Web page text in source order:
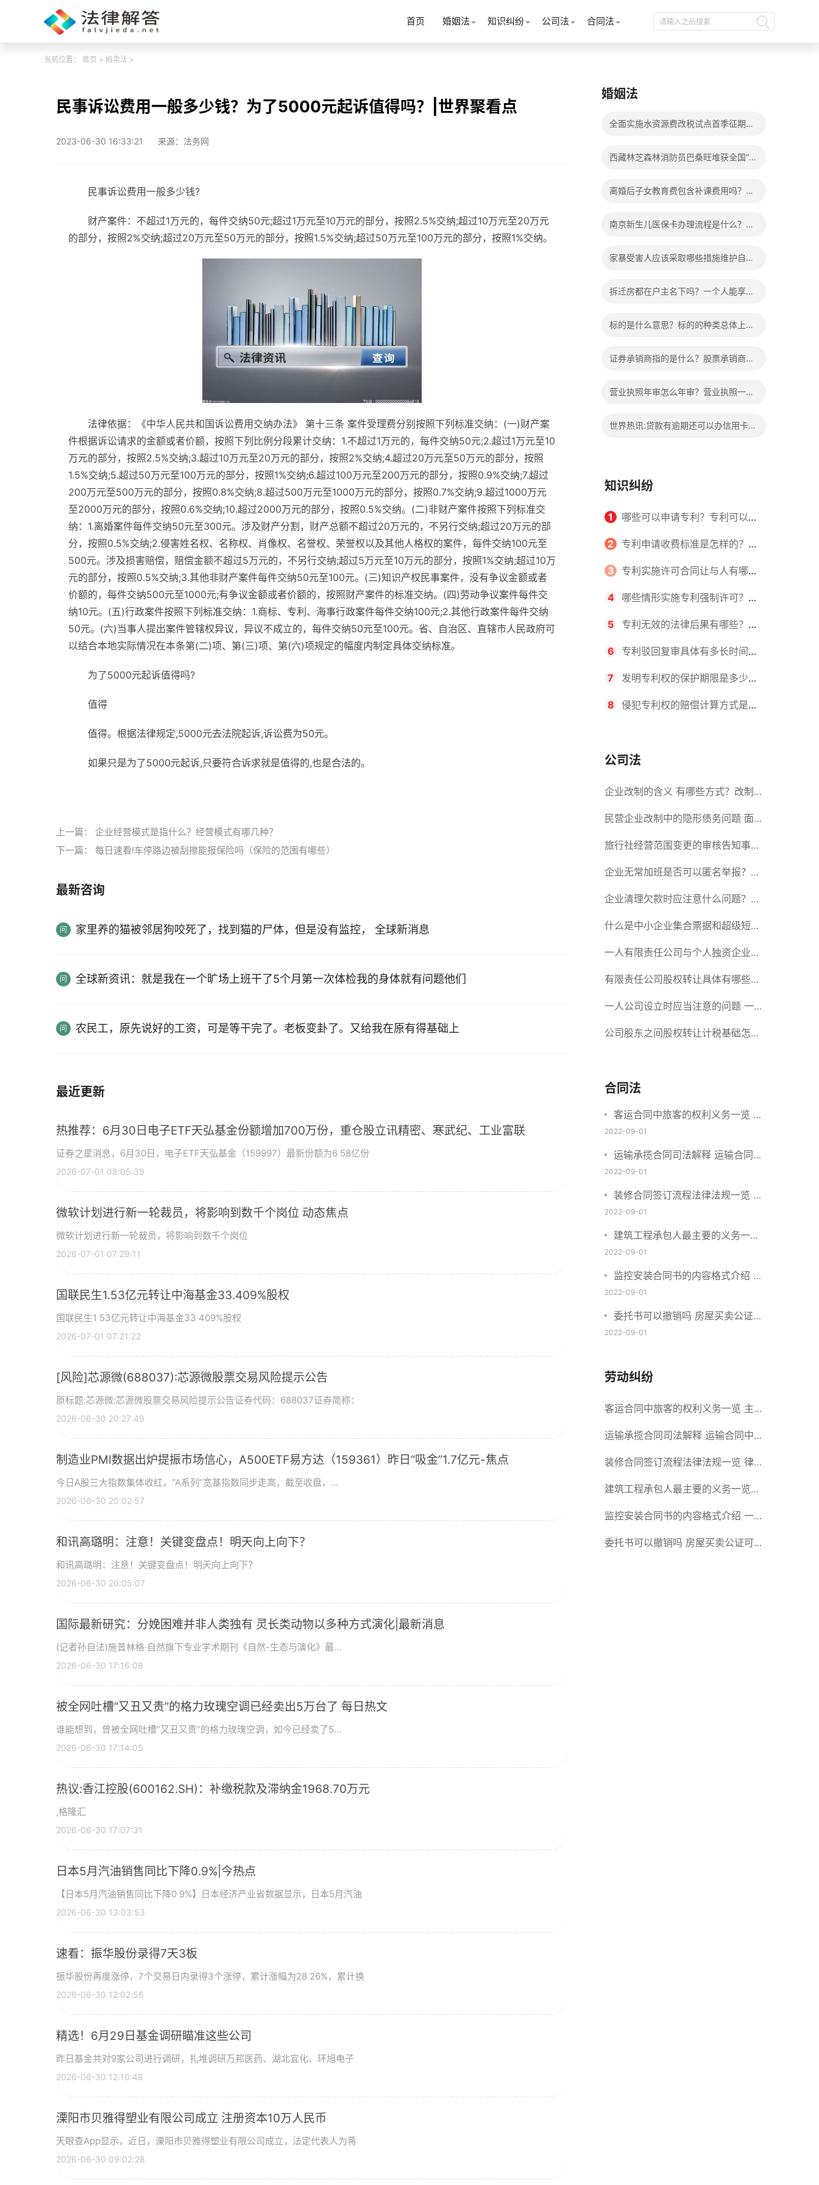
首页 婚姻法 知识纠纷 公司法 合同法
当前位置： 首页 > 拍卖法 >
民事诉讼费用一般多少钱？为了5000元起诉值得吗？|世界聚看点
2023-06-30 16:33:21 来源：法务网
民事诉讼费用一般多少钱?
财产案件：不超过1万元的，每件交纳50元;超过1万元至10万元的部分，按照2.5%交纳;超过10万元至20万元
的部分，按照2%交纳;超过20万元至50万元的部分，按照1.5%交纳;超过50万元至100万元的部分，按照1%交纳。
法律依据：《中华人民共和国诉讼费用交纳办法》 第十三条 案件受理费分别按照下列标准交纳：(一)财产案
件根据诉讼请求的金额或者价额，按照下列比例分段累计交纳：1.不超过1万元的，每件交纳50元;2.超过1万元至10
万元的部分，按照2.5%交纳;3.超过10万元至20万元的部分，按照2%交纳;4.超过20万元至50万元的部分，按照
1.5%交纳;5.超过50万元至100万元的部分，按照1%交纳;6.超过100万元至200万元的部分，按照0.9%交纳;7.超过
200万元至500万元的部分，按照0.8%交纳;8.超过500万元至1000万元的部分，按照0.7%交纳;9.超过1000万元
至2000万元的部分，按照0.6%交纳;10.超过2000万元的部分，按照0.5%交纳。(二)非财产案件按照下列标准交
纳：1.离婚案件每件交纳50元至300元。涉及财产分割，财产总额不超过20万元的，不另行交纳;超过20万元的部
分，按照0.5%交纳;2.侵害姓名权、名称权、肖像权、名誉权、荣誉权以及其他人格权的案件，每件交纳100元至
500元。涉及损害赔偿，赔偿金额不超过5万元的，不另行交纳;超过5万元至10万元的部分，按照1%交纳;超过10万
元的部分，按照0.5%交纳;3.其他非财产案件每件交纳50元至100元。(三)知识产权民事案件，没有争议金额或者
价额的，每件交纳500元至1000元;有争议金额或者价额的，按照财产案件的标准交纳。(四)劳动争议案件每件交
纳10元。(五)行政案件按照下列标准交纳：1.商标、专利、海事行政案件每件交纳100元;2.其他行政案件每件交纳
50元。(六)当事人提出案件管辖权异议，异议不成立的，每件交纳50元至100元。省、自治区、直辖市人民政府可
以结合本地实际情况在本条第(二)项、第(三)项、第(六)项规定的幅度内制定具体交纳标准。
为了5000元起诉值得吗?
值得
值得。根据法律规定,5000元去法院起诉,诉讼费为50元。
如果只是为了5000元起诉,只要符合诉求就是值得的,也是合法的。
上一篇： 企业经营模式是指什么？经营模式有哪几种？
下一篇： 每日速看!车停路边被刮擦能报保险吗（保险的范围有哪些）
最新咨询
家里养的猫被邻居狗咬死了，找到猫的尸体，但是没有监控， 全球新消息
全球新资讯：就是我在一个旷场上班干了5个月第一次体检我的身体就有问题他们
农民工，原先说好的工资，可是等干完了。老板变卦了。又给我在原有得基础上
最近更新
热推荐：6月30日电子ETF天弘基金份额增加700万份，重仓股立讯精密、寒武纪、工业富联
证券之星消息，6月30日，电子ETF天弘基金（159997）最新份额为6 58亿份
2026-07-01 08:05:39
微软计划进行新一轮裁员，将影响到数千个岗位 动态焦点
微软计划进行新一轮裁员，将影响到数千个岗位
2026-07-01 07:29:11
国联民生1.53亿元转让中海基金33.409%股权
国联民生1 53亿元转让中海基金33 409%股权
2026-07-01 07:21:22
[风险]芯源微(688037):芯源微股票交易风险提示公告
原标题:芯源微:芯源微股票交易风险提示公告证券代码：688037证券简称：
2026-06-30 20:27:49
制造业PMI数据出炉提振市场信心，A500ETF易方达（159361）昨日“吸金”1.7亿元-焦点
今日A股三大指数集体收红，“A系列”宽基指数同步走高，截至收盘，...
2026-06-30 20:02:57
和讯高璐明：注意！关键变盘点！明天向上向下？
和讯高璐明：注意！关键变盘点！明天向上向下？
2026-06-30 20:05:07
国际最新研究：分娩困难并非人类独有 灵长类动物以多种方式演化|最新消息
(记者孙自法)施普林格·自然旗下专业学术期刊《自然-生态与演化》最...
2026-06-30 17:16:08
被全网吐槽“又丑又贵”的格力玫瑰空调已经卖出5万台了 每日热文
谁能想到，曾被全网吐槽“又丑又贵”的格力玫瑰空调，如今已经卖了5...
2026-06-30 17:14:05
热议:香江控股(600162.SH)：补缴税款及滞纳金1968.70万元
,格隆汇
2026-06-30 17:07:31
日本5月汽油销售同比下降0.9%|今热点
【日本5月汽油销售同比下降0 9%】日本经济产业省数据显示，日本5月汽油
2026-06-30 13:03:53
速看：振华股份录得7天3板
振华股份再度涨停，7个交易日内录得3个涨停，累计涨幅为28 26%，累计换
2026-06-30 12:02:56
精选！6月29日基金调研瞄准这些公司
昨日基金共对9家公司进行调研，扎堆调研万邦医药、湖北宜化、环旭电子
2026-06-30 12:10:48
溧阳市贝雅得塑业有限公司成立 注册资本10万人民币
天眼查App显示，近日，溧阳市贝雅得塑业有限公司成立，法定代表人为蒋
2026-06-30 09:02:28
婚姻法
全面实施水资源费改税试点首季征期整
西藏林芝森林消防员巴桑旺堆获全国“火
离婚后子女教育费包含补课费用吗？离
南京新生儿医保卡办理流程是什么？办
家暴受害人应该采取哪些措施维护自己
拆迁房都在户主名下吗？一个人能享受
标的是什么意思？标的的种类总体上包
证券承销商指的是什么？股票承销商职
营业执照年审怎么年审？营业执照一般
世界热讯:贷款有逾期还可以办信用卡
知识纠纷
1 哪些可以申请专利？专利可以同
时多个人一起申请吗？
2 专利申请收费标准是怎样的？申
请不同类型的专利所需要的钱不同
3 专利实施许可合同让与人有哪些
主要义务？专利实施许可合同与专利
许可合同有什么区别？
4 哪些情形实施专利强制许可？专
利强制许可的前提条件是什么？
5 专利无效的法律后果有哪些？专
利的无效情形有哪些？
6 专利驳回复审具体有多长时间？
哪些情况下专利申请可能被驳回？
7 发明专利权的保护期限是多少
年？非专利发明人是否有专利申请
8 侵犯专利权的赔偿计算方式是什
间？
公司法
企业改制的含义 有哪些方式？改制
后国企员工属于什么性质？
民营企业改制中的隐形债务问题 面
对隐形债务问题应该如何解决？
旅行社经营范围变更的审核告知事项
旅游业的发展现状和趋势
企业无常加班是否可以匿名举报？强
制加班公司没有加班费怎么办？
企业清理欠款时应注意什么问题？企
业短期借款需要注意哪些事项？
什么是中小企业集合票据和超级短期
融资券？一起来了解一下吧！
一人有限责任公司与个人独资企业的
区别 这些知识你都知道吗？
有限责任公司股权转让具体有哪些形
式？来了解下这五种形式
一人公司设立时应当注意的问题 一
人公司的特征
公司股东之间股权转让计税基础怎么
合什么要件？
合同法
客运合同中旅客的权利义务一览 主
要包括这些内容
2022-09-01
运输承揽合同司法解释 运输合同中
承运人的义务有哪些
2022-09-01
装修合同签订流程法律法规一览 律
师解答
2022-09-01
建筑工程承包人最主要的义务一览
承包合同内容介绍
2022-09-01
监控安装合同书的内容格式介绍 一
般包括这些条款
2022-09-01
委托书可以撤销吗 房屋买卖公证可
否撤销
2022-09-01
劳动纠纷
客运合同中旅客的权利义务一览 主
要包括这些内容
运输承揽合同司法解释 运输合同中
承运人的义务有哪些
装修合同签订流程法律法规一览 律
师解答
建筑工程承包人最主要的义务一览
承包合同内容介绍
监控安装合同书的内容格式介绍 一
般包括这些条款
委托书可以撤销吗 房屋买卖公证可